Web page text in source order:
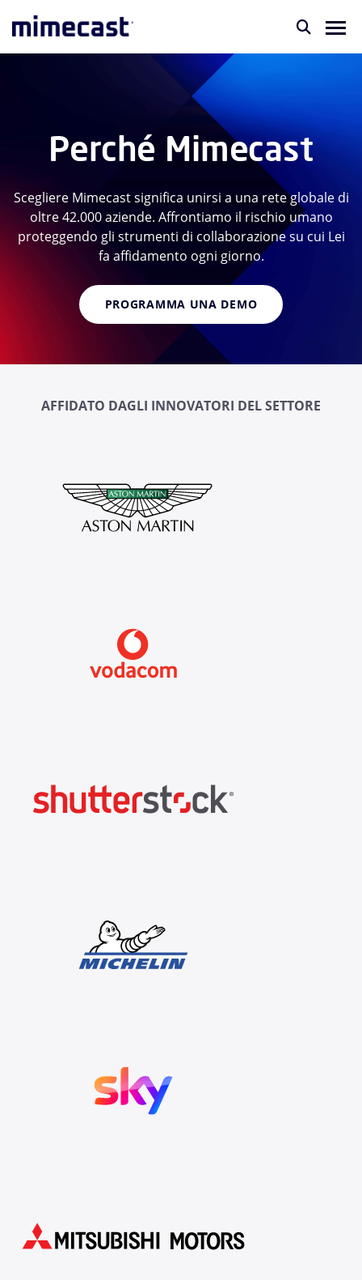
Perché Mimecast
Scegliere Mimecast significa unirsi a una rete globale di
oltre 42.000 aziende. Affrontiamo il rischio umano
proteggendo gli strumenti di collaborazione su cui Lei
fa affidamento ogni giorno.
PROGRAMMA UNA DEMO
AFFIDATO DAGLI INNOVATORI DEL SETTORE